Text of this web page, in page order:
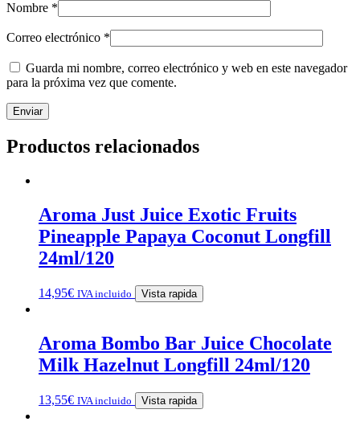
Nombre *
Correo electrónico *
Guarda mi nombre, correo electrónico y web en este navegador
para la próxima vez que comente.
Productos relacionados
Aroma Just Juice Exotic Fruits
Pineapple Papaya Coconut Longfill
24ml/120
14,95€ IVA incluido Vista rapida
Aroma Bombo Bar Juice Chocolate
Milk Hazelnut Longfill 24ml/120
13,55€ IVA incluido Vista rapida